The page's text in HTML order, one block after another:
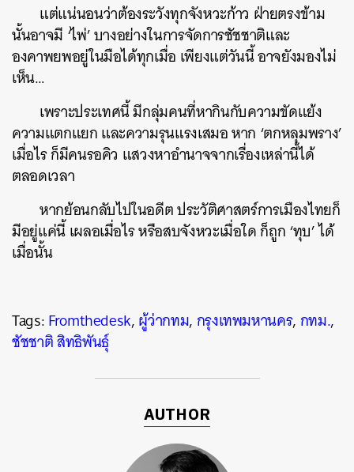
แต่แน่นอนว่าต้องระวังทุกจังหวะก้าว ฝ่ายตรงข้าม
นั้นอาจมี ‘ไพ่’ บางอย่างในการจัดการชัชชาติและ
องคาพยพอยู่ในมือได้ทุกเมื่อ เพียงแต่วันนี้ อาจยังมองไม่
เห็น…
เพราะประเทศนี้ มีกลุ่มคนที่หากินกับความขัดแย้ง
ความแตกแยก และความรุนแรงเสมอ หาก ‘ตกหลุมพราง’
เมื่อไร ก็มีคนรอคิว แสวงหาอำนาจจากเรื่องเหล่านี้ได้
ตลอดเวลา
หากย้อนกลับไปในอดีต ประวัติศาสตร์การเมืองไทยก็
มีอยู่แค่นี้ เผลอเมื่อไร หรือสบจังหวะเมื่อใด ก็ถูก ‘ทุบ’ ได้
เมื่อนั้น
Tags:Fromthedesk,ผู้ว่ากทม,กรุงเทพมหานคร,กทม.,
ชัชชาติ สิทธิพันธุ์
AUTHOR